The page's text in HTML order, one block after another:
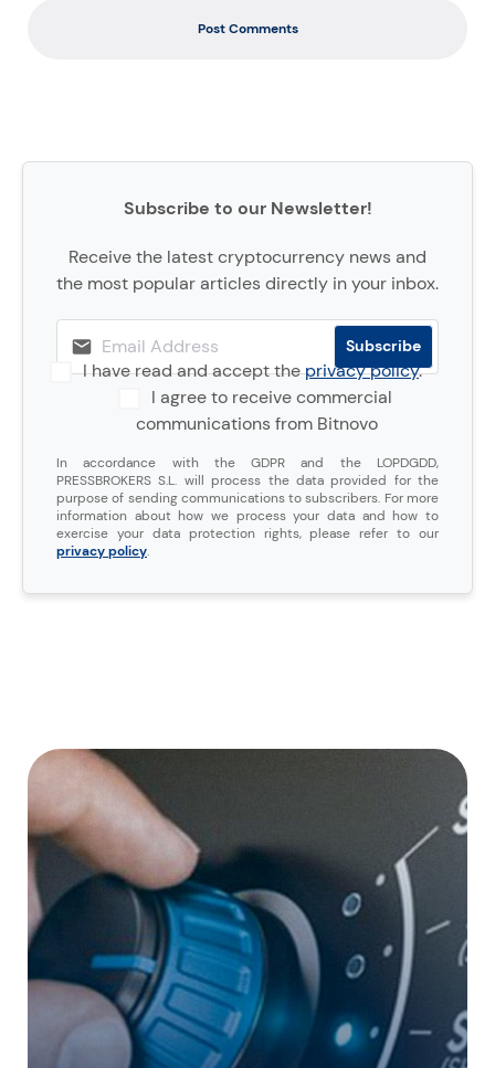
Post Comments
Subscribe to our Newsletter!
Receive the latest cryptocurrency news and
the most popular articles directly in your inbox.
I have read and accept theprivacy policy.
I agree to receive commercial
communications from Bitnovo
In accordance with the GDPR and the LOPDGDD,
PRESSBROKERS S.L. will process the data provided for the
purpose of sending communications to subscribers. For more
information about how we process your data and how to
exercise your data protection rights, please refer to our
privacy policy.